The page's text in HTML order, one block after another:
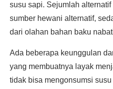
susu sapi. Sejumlah
sumber hewani alternatif,
dari olahan bahan baku
Ada beberapa keunggulan
yang membuatnya layak
tidak bisa mengonsumsi